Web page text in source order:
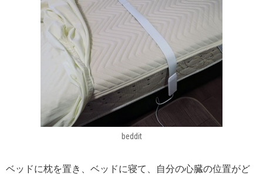
beddit
ベッドに枕を置き、ベッドに寝て、自分の心臓の位置がど